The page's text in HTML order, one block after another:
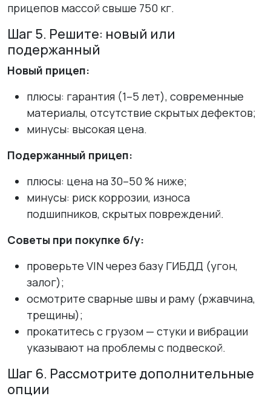
прицепов массой свыше 750 кг.
Шаг 5. Решите: новый или
подержанный
Новый прицеп:
плюсы: гарантия (1–5 лет), современные
материалы, отсутствие скрытых дефектов;
минусы: высокая цена.
Подержанный прицеп:
плюсы: цена на 30–50 % ниже;
минусы: риск коррозии, износа
подшипников, скрытых повреждений.
Советы при покупке б/у:
проверьте VIN через базу ГИБДД (угон,
залог);
осмотрите сварные швы и раму (ржавчина,
трещины);
прокатитесь с грузом — стуки и вибрации
указывают на проблемы с подвеской.
Шаг 6. Рассмотрите дополнительные
опции